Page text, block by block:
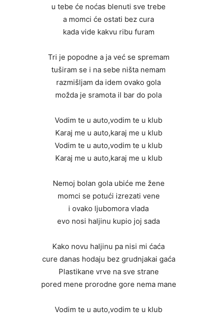
u tebe će noćas blenuti sve trebe
a momci će ostati bez cura
kada vide kakvu ribu furam
Tri je popodne a ja već se spremam
tuširam se i na sebe ništa nemam
razmišljam da idem ovako gola
možda je sramota il bar do pola
Vodim te u auto,vodim te u klub
Karaj me u auto,karaj me u klub
Vodim te u auto,vodim te u klub
Karaj me u auto,karaj me u klub
Nemoj bolan gola ubiće me žene
momci se potući izrezati vene
i ovako ljubomora vlada
evo nosi haljinu kupio joj sada
Kako novu haljinu pa nisi mi ćaća
cure danas hodaju bez grudnjakai gaća
Plastikane vrve na sve strane
pored mene prorodne gore nema mane
Vodim te u auto,vodim te u klub